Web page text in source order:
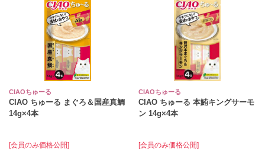
CIAOちゅーる
CIAO ちゅーる まぐろ＆国産真鯛
14g×4本
[会員のみ価格公開]
CIAOちゅーる
CIAO ちゅーる 本鮪キングサーモ
ン 14g×4本
[会員のみ価格公開]